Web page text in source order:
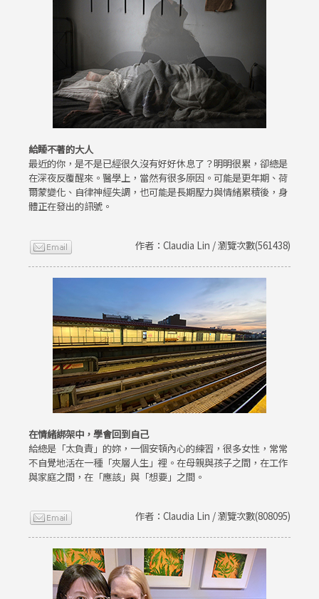
給睡不著的大人
最近的你，是不是已經很久沒有好好休息了？明明很累，卻總是
在深夜反覆醒來。醫學上，當然有很多原因。可能是更年期、荷
爾蒙變化、自律神經失調，也可能是長期壓力與情緒累積後，身
體正在發出的訊號。
作者：Claudia Lin / 瀏覽次數(561438)
在情緒綁架中，學會回到自己
給總是「太負責」的妳，一個安頓內心的練習，很多女性，常常
不自覺地活在一種「夾層人生」裡。在母親與孩子之間，在工作
與家庭之間，在「應該」與「想要」之間。
作者：Claudia Lin / 瀏覽次數(808095)